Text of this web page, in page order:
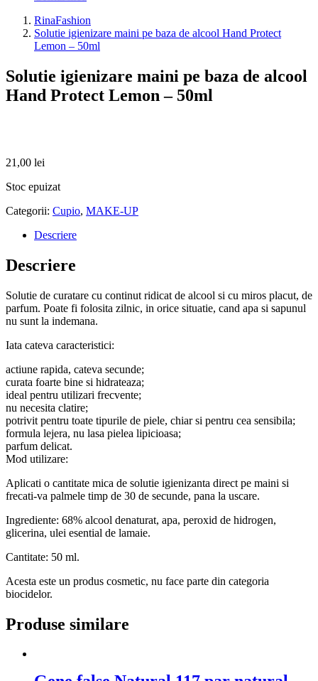
RinaFashion
Solutie igienizare maini pe baza de alcool Hand Protect
Lemon – 50ml
Solutie igienizare maini pe baza de alcool
Hand Protect Lemon – 50ml
21,00 lei
Stoc epuizat
Categorii: Cupio, MAKE-UP
Descriere
Descriere
Solutie de curatare cu continut ridicat de alcool si cu miros placut, de
parfum. Poate fi folosita zilnic, in orice situatie, cand apa si sapunul
nu sunt la indemana.
Iata cateva caracteristici:
actiune rapida, cateva secunde;
curata foarte bine si hidrateaza;
ideal pentru utilizari frecvente;
nu necesita clatire;
potrivit pentru toate tipurile de piele, chiar si pentru cea sensibila;
formula lejera, nu lasa pielea lipicioasa;
parfum delicat.
Mod utilizare:
Aplicati o cantitate mica de solutie igienizanta direct pe maini si
frecati-va palmele timp de 30 de secunde, pana la uscare.
Ingrediente: 68% alcool denaturat, apa, peroxid de hidrogen,
glicerina, ulei esential de lamaie.
Cantitate: 50 ml.
Acesta este un produs cosmetic, nu face parte din categoria
biocidelor.
Produse similare